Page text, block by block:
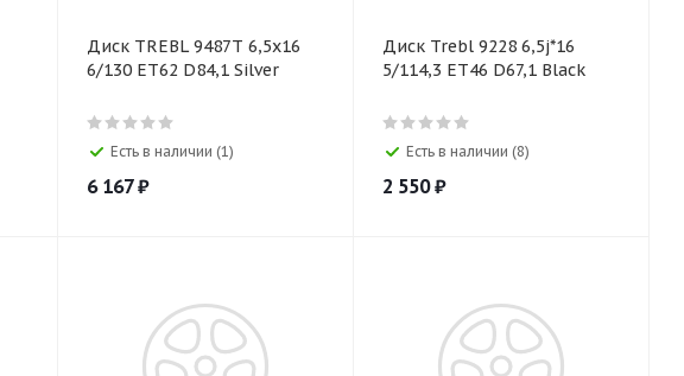
Диск TREBL 9487T 6,5х16
6/130 ET62 D84,1 Silver
Есть в наличии (1)
6 167₽
Диск Trebl 9228 6,5j*16
5/114,3 ET46 D67,1 Black
Есть в наличии (8)
2 550₽